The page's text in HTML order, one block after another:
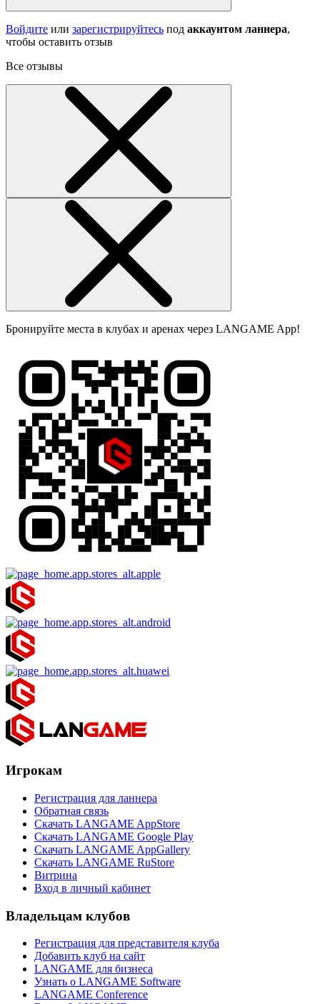
Войдите или зарегистрируйтесь под аккаунтом ланнера,
чтобы оставить отзыв
Все отзывы
Бронируйте места в клубах и аренах через LANGAME App!
Игрокам
Регистрация для ланнера
Обратная связь
Скачать LANGAME AppStore
Скачать LANGAME Google Play
Скачать LANGAME AppGallery
Скачать LANGAME RuStore
Витрина
Вход в личный кабинет
Владельцам клубов
Регистрация для представителя клуба
Добавить клуб на сайт
LANGAME для бизнеса
Узнать о LANGAME Software
LANGAME Conference